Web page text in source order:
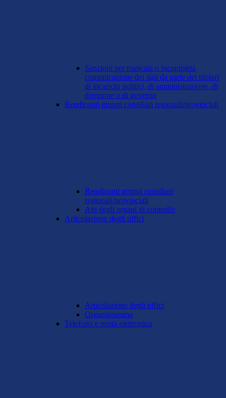
Sanzioni per mancata o incompleta
comunicazione dei dati da parte dei titolari
di incarichi politici, di amministrazione, di
direzione o di governo
Rendiconti gruppi consiliari regionali/provinciali
Rendiconti gruppi consiliari
regionali/provinciali
Atti degli organi di controllo
Articolazione degli uffici
Articolazione degli uffici
Organigramma
Telefono e posta elettronica